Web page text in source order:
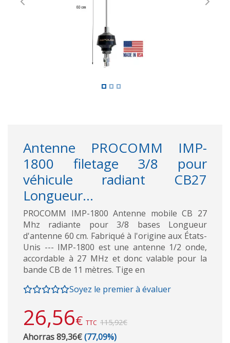
Previous Next
Antenne PROCOMM IMP-
1800 filetage 3/8 pour
véhicule radiant CB27
Longueur...
PROCOMM IMP-1800 Antenne mobile CB 27
Mhz radiante pour 3/8 bases Longueur
d'antenne 60 cm. Fabriqué à l'origine aux États-
Unis --- IMP-1800 est une antenne 1/2 onde,
accordable à 27 MHz et donc valable pour la
bande CB de 11 mètres. Tige en
Soyez le premier à évaluer
26,56€ TTC 115,92€
Ahorras 89,36€(77,09%)